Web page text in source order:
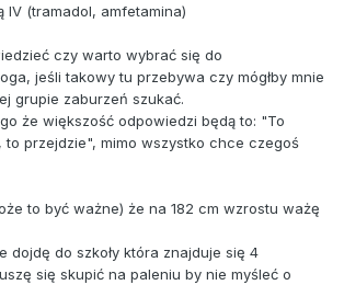
IV (tramadol, amfetamina)
czy warto wybrać się do
jeśli takowy tu przebywa czy mógłby mnie
grupie zaburzeń szukać.
że większość odpowiedzi będą to: "To
to przejdzie", mimo wszystko chce czegoś
to być ważne) że na 182 cm wzrostu ważę
dojdę do szkoły która znajduje się 4
się skupić na paleniu by nie myśleć o